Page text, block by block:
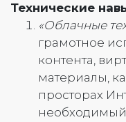
Технические
«Облачные
грамотное
контента,
материалы,
просторах
необходимый